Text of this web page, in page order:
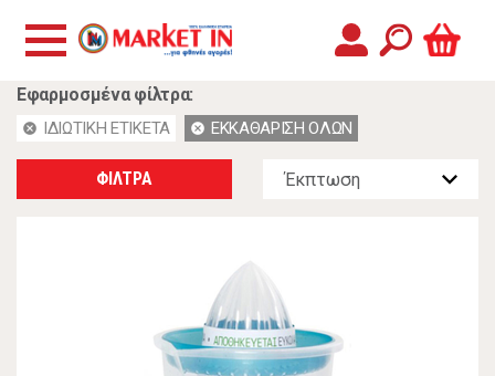
Εφαρμοσμένα φίλτρα:
cancel ΙΔΙΩΤΙΚΗ ΕΤΙΚΕΤΑ cancel ΕΚΚΑΘΑΡΙΣΗ ΟΛΩΝ
ΦΙΛΤΡΑ